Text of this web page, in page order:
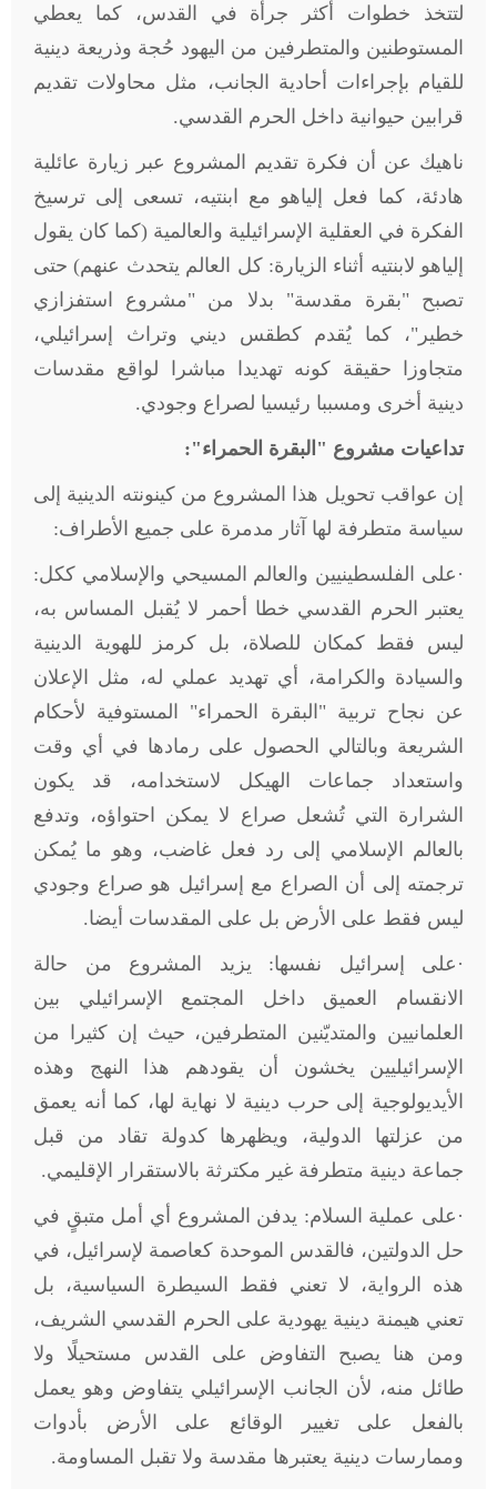
لتتخذ خطوات أكثر جرأة في القدس، كما يعطي
المستوطنين والمتطرفين من اليهود حُجة وذريعة دينية
للقيام بإجراءات أحادية الجانب، مثل محاولات تقديم
قرابين حيوانية داخل الحرم القدسي.
ناهيك عن أن فكرة تقديم المشروع عبر زيارة عائلية
هادئة، كما فعل إلياهو مع ابنتيه، تسعى إلى ترسيخ
الفكرة في العقلية الإسرائيلية والعالمية (كما كان يقول
إلياهو لابنتيه أثناء الزيارة: كل العالم يتحدث عنهم) حتى
تصبح "بقرة مقدسة" بدلا من "مشروع استفزازي
خطير"، كما يُقدم كطقس ديني وتراث إسرائيلي،
متجاوزا حقيقة كونه تهديدا مباشرا لواقع مقدسات
دينية أخرى ومسببا رئيسيا لصراع وجودي.
تداعيات مشروع "البقرة الحمراء":
إن عواقب تحويل هذا المشروع من كينونته الدينية إلى
سياسة متطرفة لها آثار مدمرة على جميع الأطراف:
·على الفلسطينيين والعالم المسيحي والإسلامي ككل:
يعتبر الحرم القدسي خطا أحمر لا يُقبل المساس به،
ليس فقط كمكان للصلاة، بل كرمز للهوية الدينية
والسيادة والكرامة، أي تهديد عملي له، مثل الإعلان
عن نجاح تربية "البقرة الحمراء" المستوفية لأحكام
الشريعة وبالتالي الحصول على رمادها في أي وقت
واستعداد جماعات الهيكل لاستخدامه، قد يكون
الشرارة التي تُشعل صراع لا يمكن احتواؤه، وتدفع
بالعالم الإسلامي إلى رد فعل غاضب، وهو ما يُمكن
ترجمته إلى أن الصراع مع إسرائيل هو صراع وجودي
ليس فقط على الأرض بل على المقدسات أيضا.
·على إسرائيل نفسها: يزيد المشروع من حالة
الانقسام العميق داخل المجتمع الإسرائيلي بين
العلمانيين والمتديّنين المتطرفين، حيث إن كثيرا من
الإسرائيليين يخشون أن يقودهم هذا النهج وهذه
الأيديولوجية إلى حرب دينية لا نهاية لها، كما أنه يعمق
من عزلتها الدولية، ويظهرها كدولة تقاد من قبل
جماعة دينية متطرفة غير مكترثة بالاستقرار الإقليمي.
·على عملية السلام: يدفن المشروع أي أمل متبقٍ في
حل الدولتين، فالقدس الموحدة كعاصمة لإسرائيل، في
هذه الرواية، لا تعني فقط السيطرة السياسية، بل
تعني هيمنة دينية يهودية على الحرم القدسي الشريف،
ومن هنا يصبح التفاوض على القدس مستحيلًا ولا
طائل منه، لأن الجانب الإسرائيلي يتفاوض وهو يعمل
بالفعل على تغيير الوقائع على الأرض بأدوات
وممارسات دينية يعتبرها مقدسة ولا تقبل المساومة.